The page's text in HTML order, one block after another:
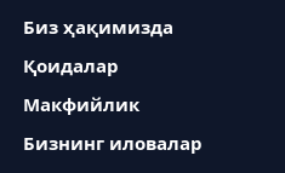
Биз ҳақимизда
Қоидалар
Макфийлик
Бизнинг иловалар